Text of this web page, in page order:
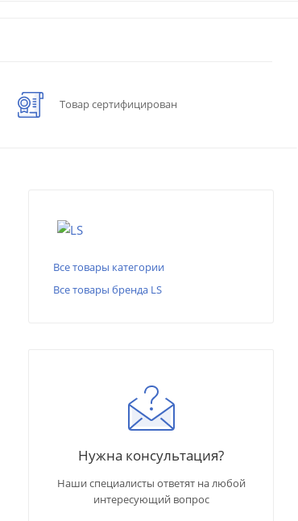
Товар сертифицирован
Все товары категории
Все товары бренда LS
Нужна консультация?
Наши специалисты ответят на любой
интересующий вопрос